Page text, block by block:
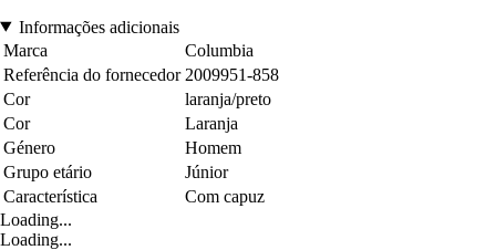
Informações adicionais
Marca
Columbia
Referência do fornecedor 2009951-858
Cor
laranja/preto
Cor
Laranja
Género
Homem
Grupo etário
Júnior
Característica
Com capuz
Loading...
Loading...